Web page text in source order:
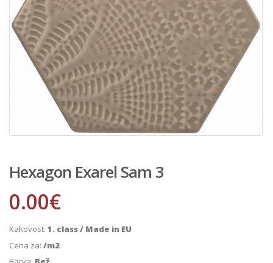
Hexagon Exarel Sam 3
0.00€
Kakovost: 1. class / Made in EU
Cena za: /m2